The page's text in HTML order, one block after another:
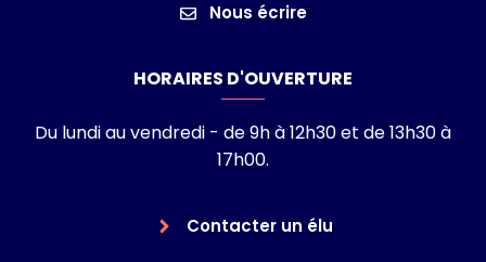
Nous écrire
HORAIRES D'OUVERTURE
Du lundi au vendredi - de 9h à 12h30 et de 13h30 à
17h00.
Contacter un élu